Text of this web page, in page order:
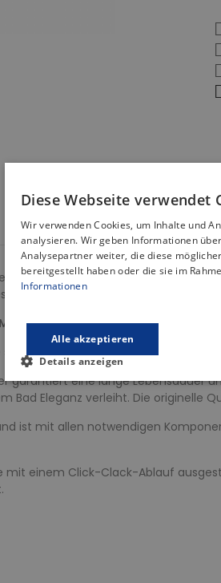
Bestandteil des Badezimmers,
um Ihrem Bad einen modernen
mit der Farbe Silberan und
und bewährte Option für den
garantiert eine lange Lebensdauer
Bad Eleganz verleiht. Die
ist mit allen notwendigen
einem Click-Clack-Ablauf
Diese Webseite verwendet
Wir verwenden Cookies, um Inhalte und
analysieren. Wir geben Informationen
Analysepartner weiter, die diese
bereitgestellt haben oder die sie im
Informationen
Alle akzeptieren
Details anzeigen